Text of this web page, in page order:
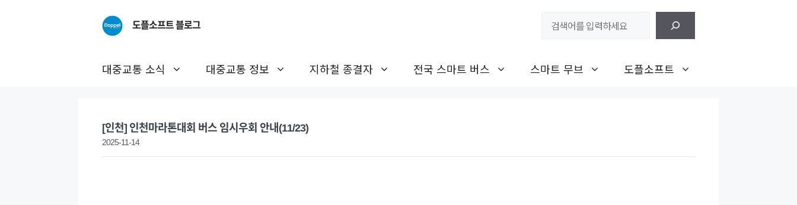
도플소프트 블로그
대중교통 소식 대중교통 정보 지하철 종결자 전국 스마트 버스 스마트 무브 도플소프트
[인천] 인천마라톤대회 버스 임시우회 안내(11/23)
2025-11-14